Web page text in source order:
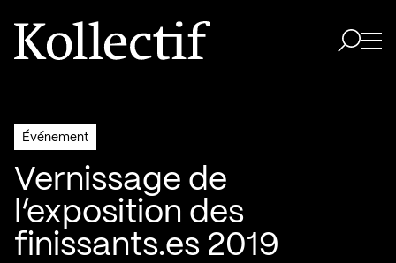
Aller à la page d'accueil
Logo Kollectif
Événement
Vernissage de
l’exposition des
finissants.es 2019